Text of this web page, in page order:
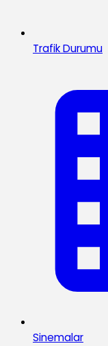
Trafik Durumu
Sinemalar